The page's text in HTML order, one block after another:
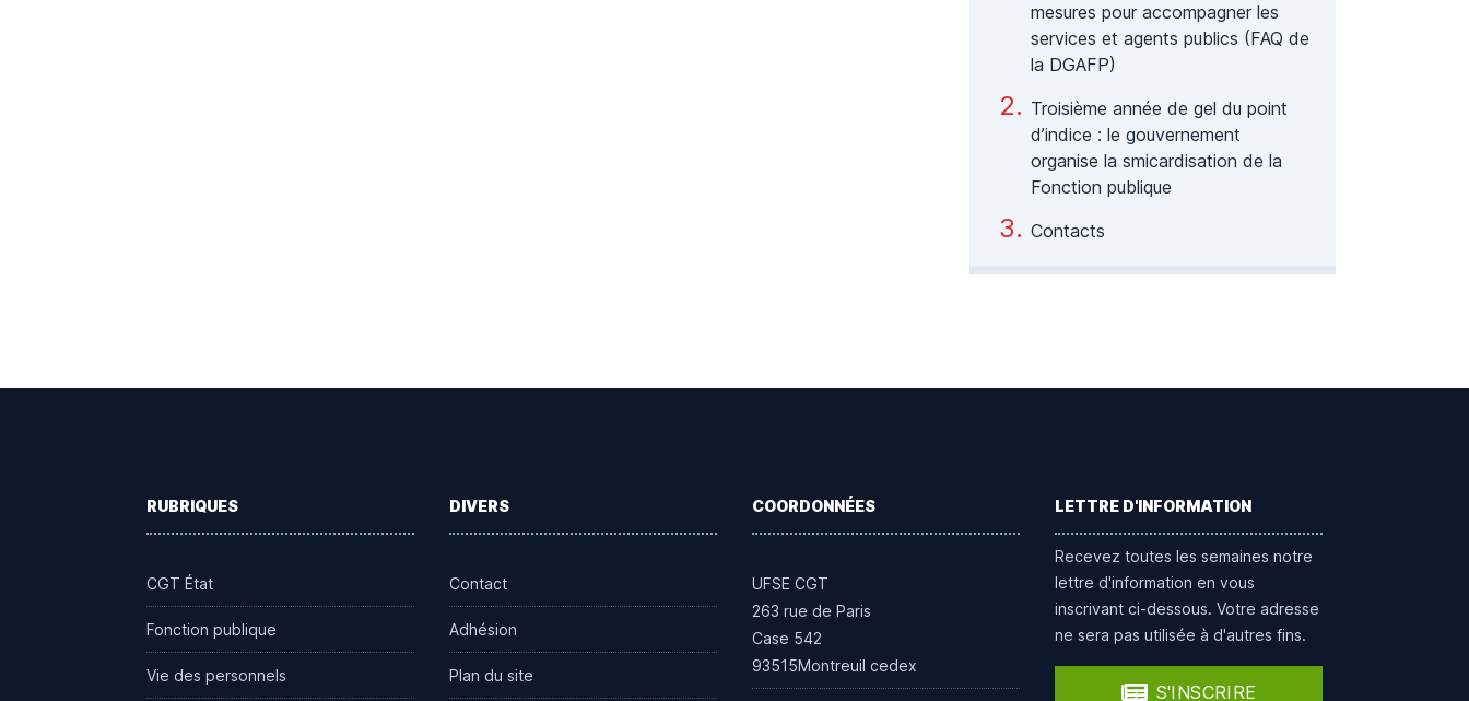
mesures pour accompagner les
services et agents publics (FAQ de
la DGAFP)
Troisième année de gel du point
d’indice : le gouvernement
organise la smicardisation de la
Fonction publique
Contacts
RUBRIQUES
CGT État
Fonction publique
Vie des personnels
DIVERS
Contact
Adhésion
Plan du site
COORDONNÉES
UFSE CGT
263 rue de Paris
Case 542
93515Montreuil cedex
LETTRE D'INFORMATION
Recevez toutes les semaines notre
lettre d'information en vous
inscrivant ci-dessous. Votre adresse
ne sera pas utilisée à d'autres fins.
S'INSCRIRE